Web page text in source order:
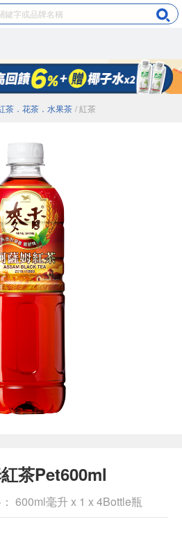
茶．花茶．水果茶 / 紅茶
茶Pet600ml
600ml毫升 x 1 x 4Bottle瓶